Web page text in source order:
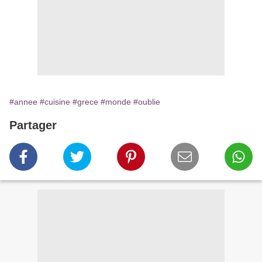
#annee #cuisine #grece #monde #oublie
Partager